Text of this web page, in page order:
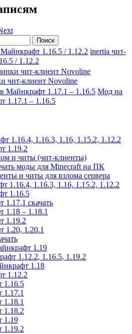
inertia чит-
/ 1.12.2
чит-клиент Novoline
Мод на
1.17.1 – 1.16.5
1.16.4, 1.16.3, 1.16, 1.15.2, 1.12.2
1.19.2
и читы (чит-клиенты)
моды для Minecraft на ПК
и читы для взлома сервера
1.16.4, 1.16.3, 1.16, 1.15.2, 1.12.2
1.16.5
скачать
– 1.18.1
1.19.2
1.20.1
1.19
1.12.2, 1.16.5, 1.19.2
1.18
1.12.2
1.16.5
1.18.2
1.19
1.19.2